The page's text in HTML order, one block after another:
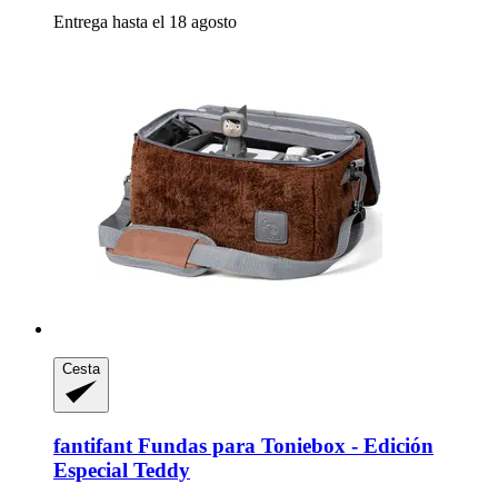
Entrega hasta el 18 agosto
Cesta
fantifant Fundas para Toniebox -​ Edición
Especial Teddy